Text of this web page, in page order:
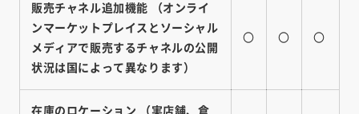
販売チャネル追加機能
（オンライ
ンマーケットプレイスとソーシャル
メディアで販売するチャネルの公開
状況は国によって異なります）
〇 〇 〇
在庫のロケーション （実店舗、倉